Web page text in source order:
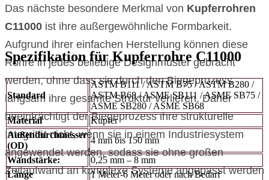
Das nächste besondere Merkmal von Kupferrohren
C11000 ist ihre außergewöhnliche Formbarkeit.
Aufgrund ihrer einfachen Herstellung können diese
Rohre in jedes beliebige Designmuster gebracht
werden, ohne dass sie durch den Biegeprozess
langsam ihre gesamte Struktur verlieren. Daher
beeinträchtigt der Biegeprozess ihre strukturelle
Integrität nicht, wenn sie in einem Industriesystem
angewendet werden, sodass sie ohne großen
Zeitaufwand an komplexe Systeme angepasst werden
Spezifikation für Kupferrohre C11000
Standard
ASTM B111 / ASTM B75 / ASTM B280 /
ASTM B68 / ASME SB111 / ASME SB75 /
ASME SB280 / ASME SB68
Material
Kupfer
Außendurchmesser
(OD)
4 mm bis 150 mm
Wandstärke:
0,25 mm – 8 mm
Länge
1 Meter-6 Meter oder nach Bedarf